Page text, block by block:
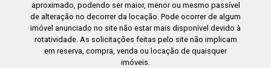
aproximado, podendo ser maior, menor ou mesmo passível
de alteração no decorrer da locação. Pode ocorrer de algum
imóvel anunciado no site não estar mais disponível devido à
rotatividade. As solicitações feitas pelo site não implicam
em reserva, compra, venda ou locação de quaisquer
imóveis.